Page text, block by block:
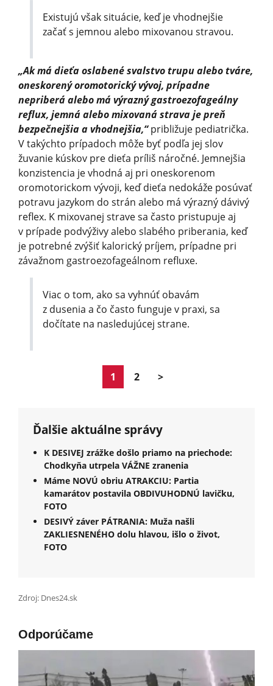
Existujú však situácie, keď je vhodnejšie
začať s jemnou alebo mixovanou stravou.
„Ak má dieťa oslabené svalstvo trupu alebo tváre,
oneskorený oromotorický vývoj, prípadne
nepriberá alebo má výrazný gastroezofageálny
reflux, jemná alebo mixovaná strava je preň
bezpečnejšia a vhodnejšia,“približuje pediatrička.
V takýchto prípadoch môže byť podľa jej slov
žuvanie kúskov pre dieťa príliš náročné. Jemnejšia
konzistencia je vhodná aj pri oneskorenom
oromotorickom vývoji, keď dieťa nedokáže posúvať
potravu jazykom do strán alebo má výrazný dávivý
reflex. K mixovanej strave sa často pristupuje aj
v prípade podvýživy alebo slabého priberania, keď
je potrebné zvýšiť kalorický príjem, prípadne pri
závažnom gastroezofageálnom refluxe.
Viac o tom, ako sa vyhnúť obavám
z dusenia a čo často funguje v praxi, sa
dočítate na nasledujúcej strane.
1 2 >
Ďalšie aktuálne správy
K DESIVEJ zrážke došlo priamo na priechode:
Chodkyňa utrpela VÁŽNE zranenia
Máme NOVÚ obriu ATRAKCIU: Partia
kamarátov postavila OBDIVUHODNÚ lavičku,
FOTO
DESIVÝ záver PÁTRANIA: Muža našli
ZAKLIESNENÉHO dolu hlavou, išlo o život,
FOTO
Zdroj: Dnes24.sk
Odporúčame